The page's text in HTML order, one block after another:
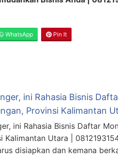
WhatsApp Pin It
ini Rahasia Bisnis
Provinsi Kalimantan
ini Rahasia Bisnis Daftar
Kalimantan Utara |
disiapkan dan kemana